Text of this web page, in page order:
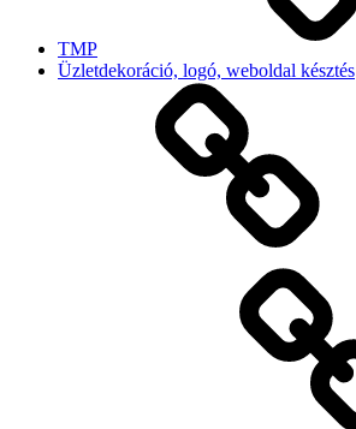
TMP
Üzletdekoráció, logó, weboldal késztés